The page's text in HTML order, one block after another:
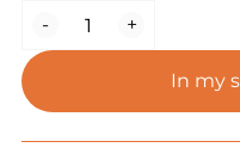
-
BaitThrower
Bag
quantity
+
In my